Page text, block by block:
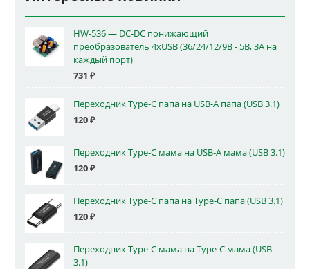
HW-536 — DC-DC понижающий
преобразователь 4xUSB (36/24/12/9В - 5В, 3А на
каждый порт)
731 ₽
Переходник Type-C папа на USB-A папа (USB 3.1)
120₽
Переходник Type-C мама на USB-A мама (USB 3.1)
120₽
Переходник Type-C папа на Type-C папа (USB 3.1)
120₽
Переходник Type-C мама на Type-C мама (USB
3.1)